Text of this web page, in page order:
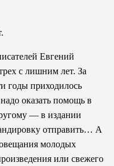
Евгений
с лишним лет. За
годы приходилось
оказать помощь в
— в издании
отправить… А
молодых
или свежего